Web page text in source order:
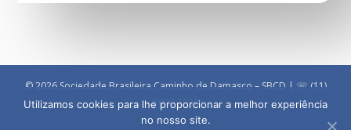
© 2026 Sociedade Brasileira Caminho de Damasco – SBCD | ☏ (11)
5090 3030
Utilizamos cookies para lhe proporcionar a melhor experiência
no nosso site.